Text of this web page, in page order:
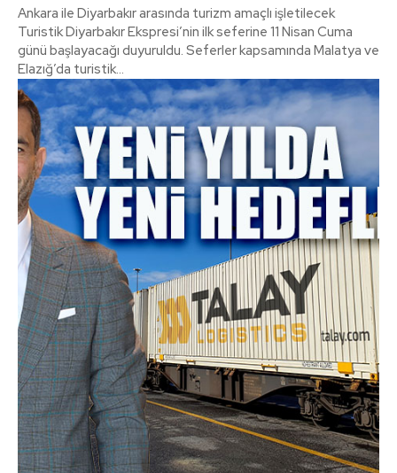
Ankara ile Diyarbakır arasında turizm amaçlı işletilecek
Turistik Diyarbakır Ekspresi’nin ilk seferine 11 Nisan Cuma
günü başlayacağı duyuruldu. Seferler kapsamında Malatya ve
Elazığ’da turistik...